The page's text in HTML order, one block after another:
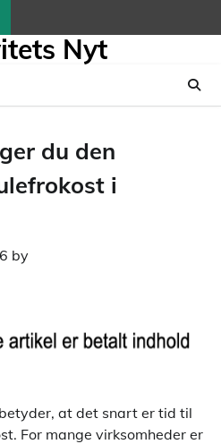
Nyt
du den
i
by
at det snart er tid til
For mange virksomheder er